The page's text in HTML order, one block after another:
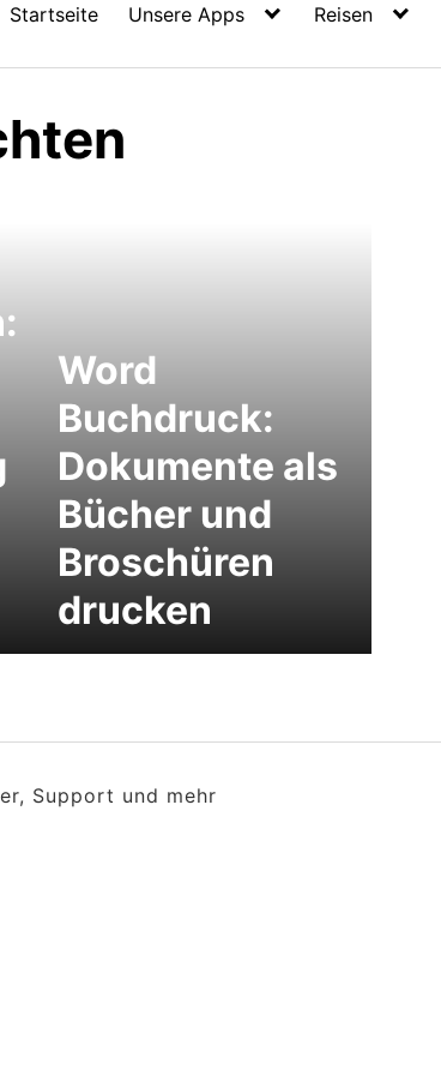
Startseite Unsere Apps Reisen
Word
Buchdruck:
Dokumente als
Bücher und
Broschüren
drucken
Support und mehr